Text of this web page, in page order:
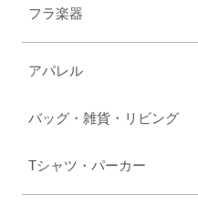
フラ楽器
アパレル
バッグ・雑貨・リビング
Tシャツ・パーカー